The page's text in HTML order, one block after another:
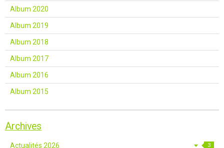
Album 2020
Album 2019
Album 2018
Album 2017
Album 2016
Album 2015
Archives
Actualités 2026 3